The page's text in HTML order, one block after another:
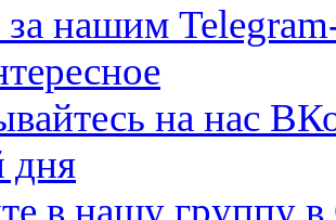
за нашим
на нас
дня
в нашу группу в